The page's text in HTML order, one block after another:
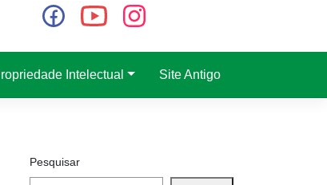
Intelectual Site Antigo
Pesquisar